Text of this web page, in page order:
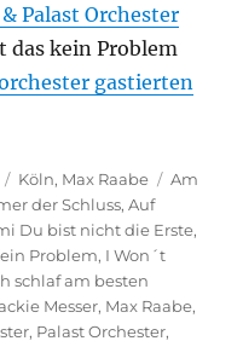
Palast Orchester
das kein Problem
gastierten
Kategorien
Köln, Max Raabe
Am
der Schluss,Auf
Du bist nicht die Erste,
Problem, I Won´t
schlaf am besten
Messer, Max Raabe,
, Palast Orchester,